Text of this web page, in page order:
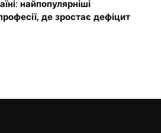
найпопулярніші
де зростає дефіцит